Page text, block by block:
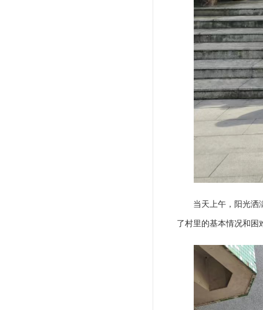
当天上午，阳光洒
了村里的基本情况和困